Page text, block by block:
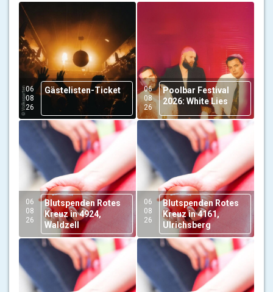
06
08
26
Gästelisten-Ticket
06
08
26
Poolbar Festival
2026: White Lies
06
08
26
Blutspenden Rotes
Kreuz in 4924,
Waldzell
06
08
26
Blutspenden Rotes
Kreuz in 4161,
Ulrichsberg